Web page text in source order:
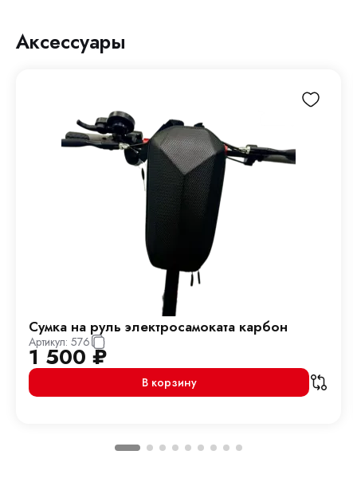
Аксессуары
Сумка на руль электросамоката карбон
Артикул: 576
1 500₽
В корзину